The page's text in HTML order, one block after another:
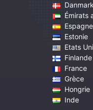
Danmark
Émirats
Espagne
Estonie
Etats
Finlande
France
Grèce
Hongrie
Inde